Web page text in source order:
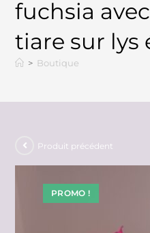
fuchsia
tiare sur lys
> Boutique
PROMO !
Produit précédent